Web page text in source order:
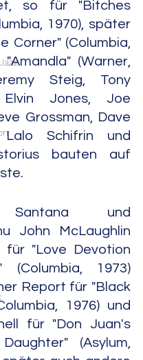
so für "Bitches
1970), später
Corner" (Columbia,
"Amandla" (Warner,
Steig, Tony
Elvin Jones, Joe
Grossman, Dave
Lalo Schifrin und
bauten auf
Santana und
John McLaughlin
für "Love Devotion
(Columbia, 1973)
Report für "Black
1976) und
für "Don Juan's
(Asylum,